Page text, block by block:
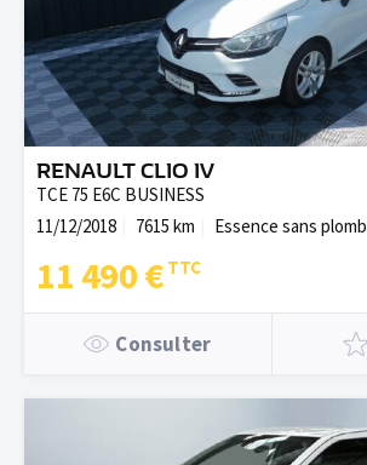
RENAULT CLIO IV
TCE 75 E6C BUSINESS
11/12/2018
7615 km Essence sans plomb
11 490 €
Consulter